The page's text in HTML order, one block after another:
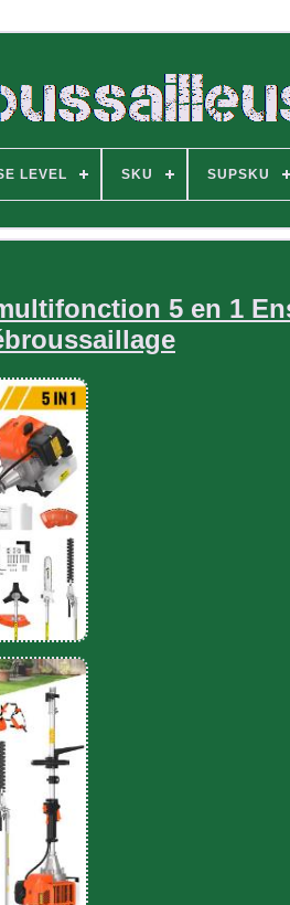
LEVEL SKU SUPSKU
5 en 1